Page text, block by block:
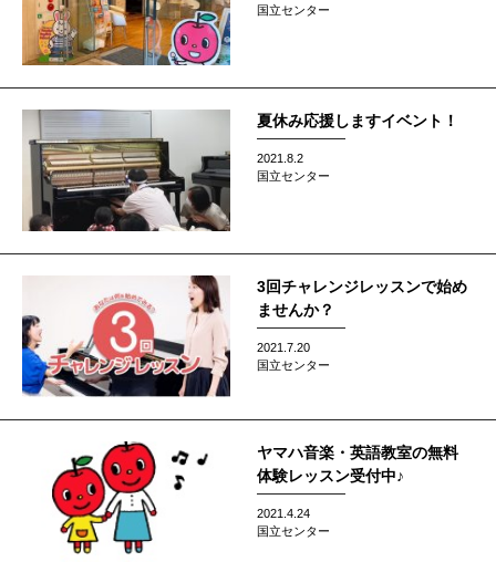
国立センター
夏休み応援しますイベント！
2021.8.2
国立センター
3回チャレンジレッスンで始め
ませんか？
2021.7.20
国立センター
ヤマハ音楽・英語教室の無料
体験レッスン受付中♪
2021.4.24
国立センター